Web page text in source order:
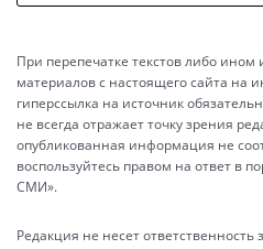
При перепечатке текстов либо ином
материалов с настоящего сайта на
гиперссылка на источник
не всегда отражает точку зрения
опубликованная информация не
воспользуйтесь правом на ответ в
СМИ».
Редакция не несет